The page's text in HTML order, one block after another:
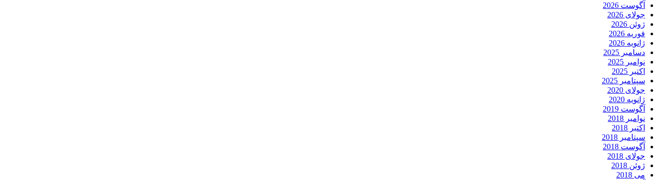
آگوست 2026
جولای 2026
ژوئن 2026
فوریه 2026
ژانویه 2026
دسامبر 2025
نوامبر 2025
اکتبر 2025
سپتامبر 2025
جولای 2020
ژانویه 2020
آگوست 2019
نوامبر 2018
اکتبر 2018
سپتامبر 2018
آگوست 2018
جولای 2018
ژوئن 2018
می 2018